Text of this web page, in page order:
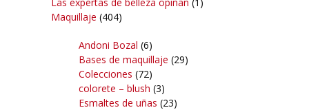
Maquillaje (404)
Andoni Bozal (6)
Bases de maquillaje (29)
Colecciones (72)
colorete – blush (3)
Esmaltes de uñas (23)